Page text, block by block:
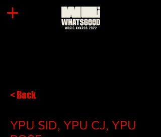
< Back
YPU SID, YPU CJ, YPU